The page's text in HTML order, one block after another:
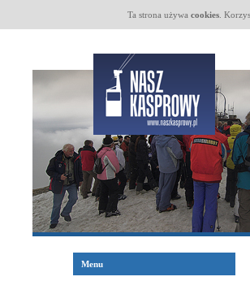
Ta strona używa cookies.
Menu